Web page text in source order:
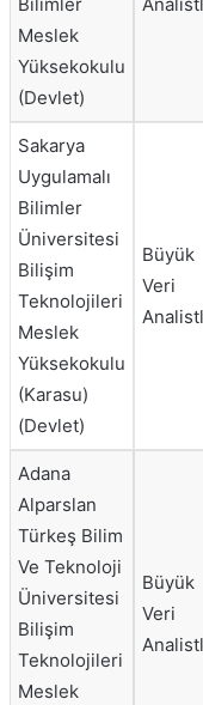
Meslek
Yüksekokulu
(Devlet)
Sakarya
Uygulamalı
Bilimler
Üniversitesi
Bilişim
Teknolojileri
Meslek
Yüksekokulu
(Karasu)
(Devlet)
Büyük
Veri
Adana
Alparslan
Türkeş Bilim
Ve Teknoloji
Üniversitesi
Bilişim
Teknolojileri
Meslek
Büyük
Veri